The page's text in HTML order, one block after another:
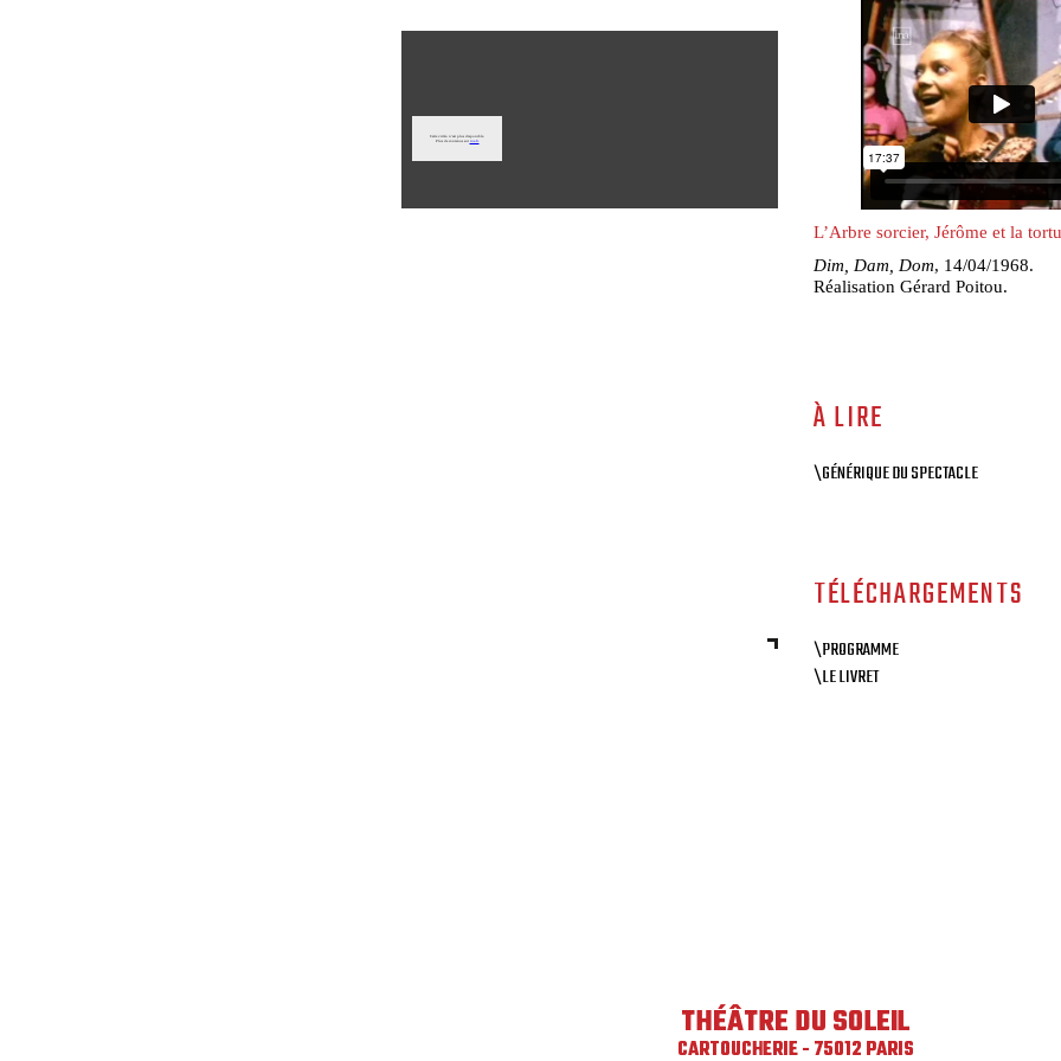
L’Arbre sorcier, Jérôme et la
Dim, Dam, Dom, 14/04/1968.
Réalisation Gérard Poitou.
À LIRE
\GÉNÉRIQUE DU SPECTACLE
TÉLÉCHARGEMENTS
\PROGRAMME
\LE LIVRET
THÉÂTRE DU SOLEIL
CARTOUCHERIE - 75012 PARIS